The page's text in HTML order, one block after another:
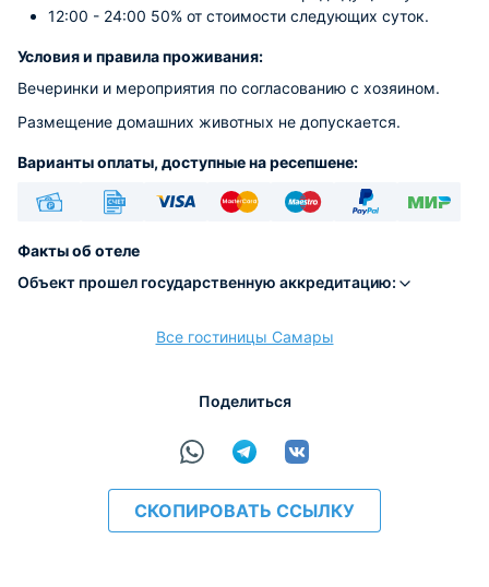
12:00 - 24:00 50% от стоимости следующих суток.
Условия и правила проживания:
Вечеринки и мероприятия по согласованию с хозяином.
Размещение домашних животных не допускается.
Варианты оплаты, доступные на ресепшене:
Факты об отеле
Объект прошел государственную аккредитацию:
Все гостиницы Самары
Поделиться
СКОПИРОВАТЬ ССЫЛКУ